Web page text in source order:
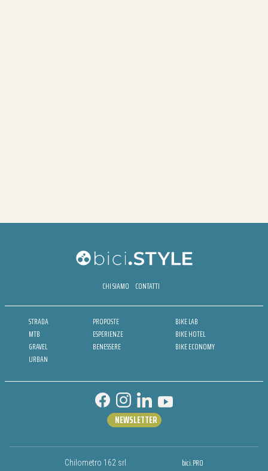
CHI SIAMO CONTATTI
STRADA
MTB
GRAVEL
URBAN
PROPOSTE
ESPERIENZE
BENESSERE
BIKE LAB
BIKE HOTEL
BIKE ECONOMY
Chilometro 162 srl bici.PRO
NEWSLETTER